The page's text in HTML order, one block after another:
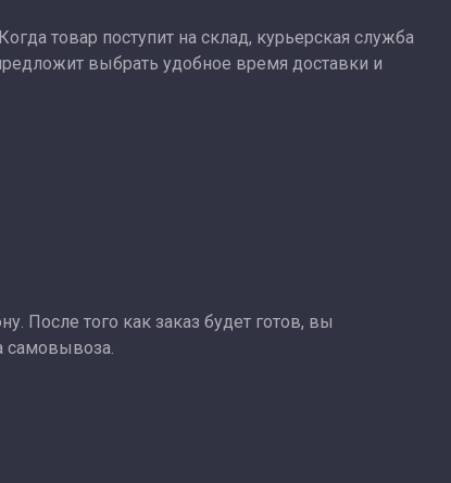
товар поступит на склад, курьерская служба
выбрать удобное время доставки и
После того как заказ будет готов, вы
самовывоза.